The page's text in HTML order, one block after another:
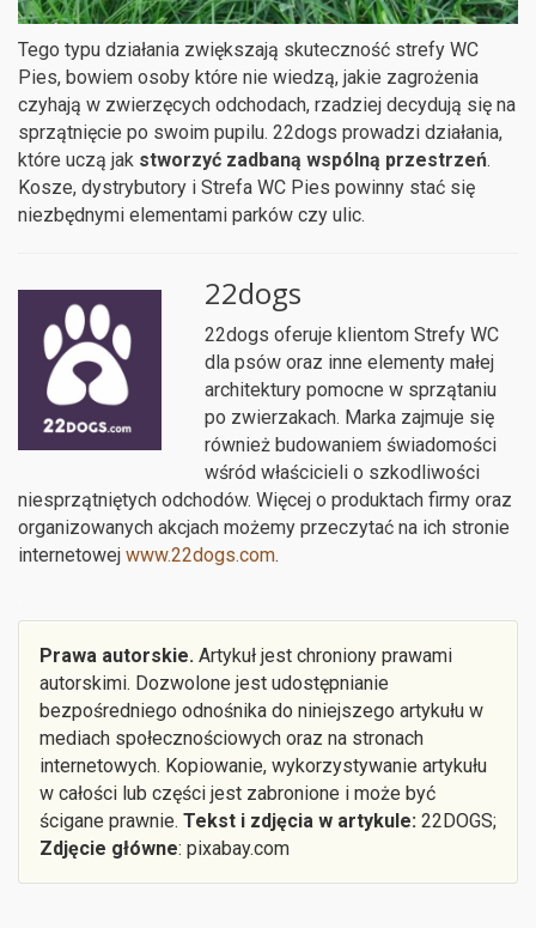
Tego typu działania zwiększają skuteczność strefy WC
Pies, bowiem osoby które nie wiedzą, jakie zagrożenia
czyhają w zwierzęcych odchodach, rzadziej decydują się na
sprzątnięcie po swoim pupilu. 22dogs prowadzi działania,
które uczą jak stworzyć zadbaną wspólną przestrzeń.
Kosze, dystrybutory i Strefa WC Pies powinny stać się
niezbędnymi elementami parków czy ulic.
22dogs
22dogs oferuje klientom Strefy WC
dla psów oraz inne elementy małej
architektury pomocne w sprzątaniu
po zwierzakach. Marka zajmuje się
również budowaniem świadomości
wśród właścicieli o szkodliwości
niesprzątniętych odchodów. Więcej o produktach firmy oraz
organizowanych akcjach możemy przeczytać na ich stronie
internetowej www.22dogs.com.
Prawa autorskie. Artykuł jest chroniony prawami
autorskimi. Dozwolone jest udostępnianie
bezpośredniego odnośnika do niniejszego artykułu w
mediach społecznościowych oraz na stronach
internetowych. Kopiowanie, wykorzystywanie artykułu
w całości lub części jest zabronione i może być
ścigane prawnie. Tekst i zdjęcia w artykule: 22DOGS;
Zdjęcie główne: pixabay.com